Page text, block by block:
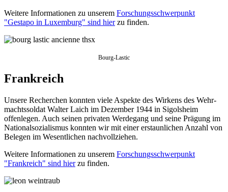
Weitere Informationen zu unserem Forschungs­schwerpunkt
"Gestapo in Luxemburg" sind hierzu finden.
Bourg-Lastic
Frankreich
Unsere Recherchen konnten viele Aspekte des Wirkens des Wehr­
machts­soldat Walter Laich im Dezember 1944 in Sigols­heim
offenlegen. Auch seinen privaten Werde­gang und seine Prägung im
National­sozialismus konnten wir mit einer erstaunlichen Anzahl von
Belegen im Wesentlichen nachvollziehen.
Weitere Informationen zu unserem Forschungsschwerpunkt
"Frankreich" sind hierzu finden.